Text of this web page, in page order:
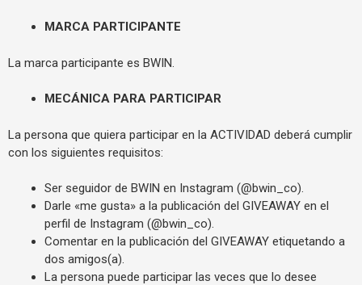
MARCA PARTICIPANTE
La marca participante es BWIN.
MECÁNICA PARA PARTICIPAR
La persona que quiera participar en la ACTIVIDAD deberá cumplir
con los siguientes requisitos:
Ser seguidor de BWIN en Instagram (@bwin_co).
Darle «me gusta» a la publicación del GIVEAWAY en el
perfil de Instagram (@bwin_co).
Comentar en la publicación del GIVEAWAY etiquetando a
dos amigos(a).
La persona puede participar las veces que lo desee